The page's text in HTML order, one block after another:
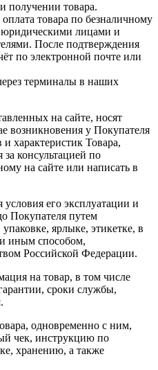
получении товара.
товара по безналичному
юридическими лицами и
После подтверждения
по электронной почте или
терминалы в наших
на сайте, носят
возникновения у Покупателя
характеристик Товара,
консультацией по
на сайте или написать в
его эксплуатации и
Покупателя путем
ярлыке, этикетке, в
иным способом,
Российской Федерации.
на товар, в том числе
сроки службы,
одновременно с ним,
чек, инструкцию по
хранению, а также